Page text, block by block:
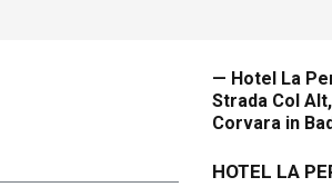
— Hotel La
Strada Col
Corvara in
HOTEL LA